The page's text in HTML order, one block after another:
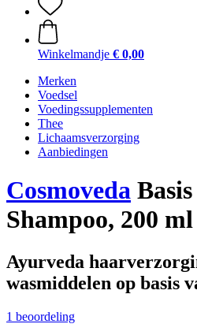
Winkelmandje € 0,00
Merken
Voedsel
Voedingssupplementen
Thee
Lichaamsverzorging
Aanbiedingen
Cosmoveda
Shampoo, 200 ml
Ayurveda
wasmiddelen op basis
1 beoordeling